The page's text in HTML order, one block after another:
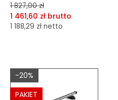
1 827,00 zł
1 461,60 zł brutto
1 188,29 zł netto
Do koszyka
-20%
PAKIET